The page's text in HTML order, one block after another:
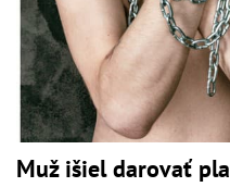
Muž išiel darovať